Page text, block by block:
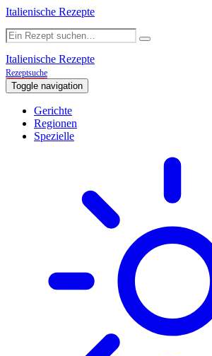
Italienische Rezepte
Italienische Rezepte
Rezeptsuche
Toggle navigation
Gerichte
Regionen
Spezielle